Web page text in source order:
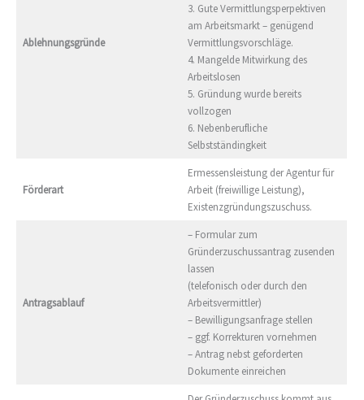
Ablehnungsgründe
3. Gute Vermittlungsperpektiven
am Arbeitsmarkt – genügend
Vermittlungsvorschläge.
4. Mangelde Mitwirkung des
Arbeitslosen
5. Gründung wurde bereits
vollzogen
6. Nebenberufliche
Selbstständingkeit
Förderart
Ermessensleistung der Agentur für
Arbeit (freiwillige Leistung),
Existenzgründungszuschuss.
Antragsablauf
– Formular zum
Gründerzuschussantrag zusenden
lassen
(telefonisch oder durch den
Arbeitsvermittler)
– Bewilligungsanfrage stellen
– ggf. Korrekturen vornehmen
– Antrag nebst geforderten
Dokumente einreichen